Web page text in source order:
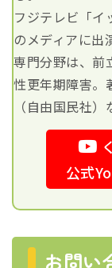
フジテレビ「イ
のメディアに出
専門分野は、前
性更年期障害。
（自由国民社）
公式
お問い